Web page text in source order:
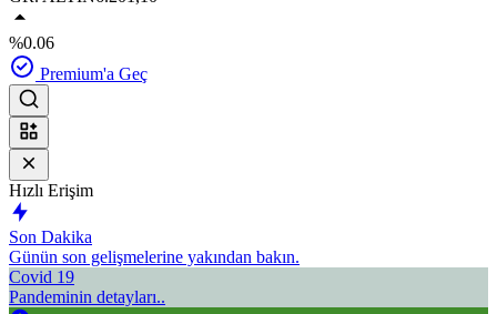
%0.06
Premium'a Geç
Hızlı Erişim
Son Dakika
Günün son gelişmelerine yakından bakın.
Covid 19
Pandeminin detayları..